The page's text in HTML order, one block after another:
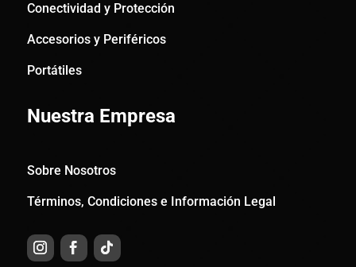
Conectividad y Protección
Accesorios y Periféricos
Portátiles
Nuestra Empresa
Sobre Nosotros
Términos, Condiciones e Información Legal